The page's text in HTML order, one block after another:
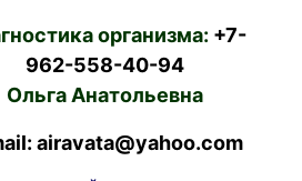
организма: +7-
962-558-40-94
Ольга Анатольевна
airavata@yahoo.com